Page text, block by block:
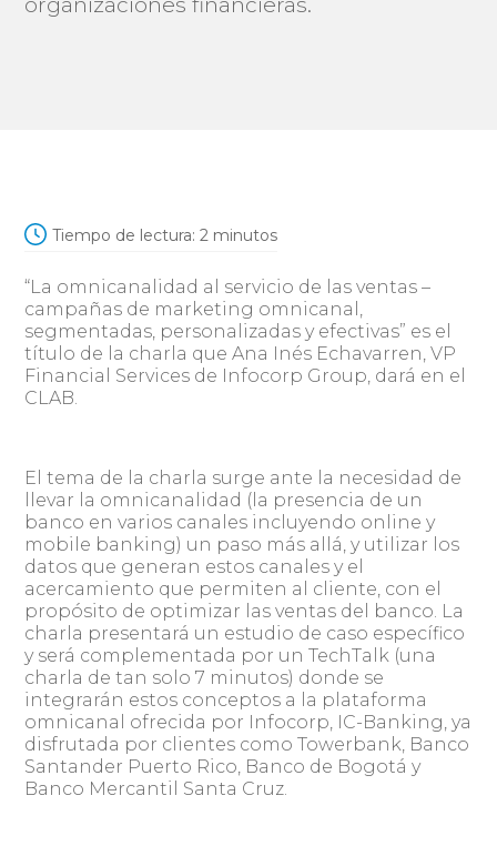
Tiempo de lectura: 2 minutos
“La omnicanalidad al servicio de las ventas –
campañas de marketing omnicanal,
segmentadas, personalizadas y efectivas” es el
título de la charla que Ana Inés Echavarren, VP
Financial Services de Infocorp Group, dará en el
CLAB.
El tema de la charla surge ante la necesidad de
llevar la omnicanalidad (la presencia de un
banco en varios canales incluyendo online y
mobile banking) un paso más allá, y utilizar los
datos que generan estos canales y el
acercamiento que permiten al cliente, con el
propósito de optimizar las ventas del banco. La
charla presentará un estudio de caso específico
y será complementada por un TechTalk (una
charla de tan solo 7 minutos) donde se
integrarán estos conceptos a la plataforma
omnicanal ofrecida por Infocorp, IC-Banking, ya
disfrutada por clientes como Towerbank, Banco
Santander Puerto Rico, Banco de Bogotá y
Banco Mercantil Santa Cruz.